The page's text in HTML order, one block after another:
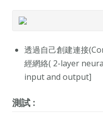
透過自己創建連接
經網絡( 2-layer
input and output]
測試 :